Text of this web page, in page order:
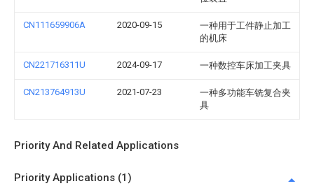
CN111659906A 2020-09-15
一种用于工件静止加工
的机床
CN221716311U 2024-09-17 一种数控车床加工夹具
CN213764913U 2021-07-23
一种多功能车铣复合夹
具
Priority And Related Applications
Priority Applications (1)